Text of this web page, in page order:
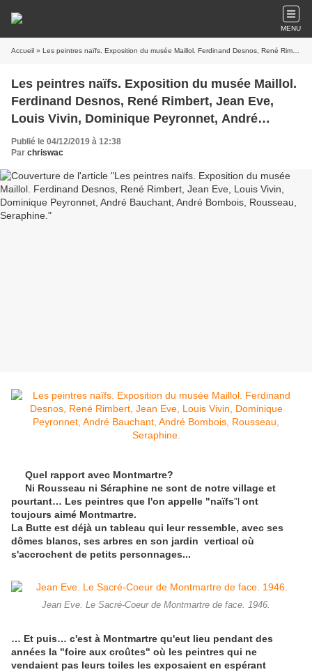
MENU
Accueil » Les peintres naïfs. Exposition du musée Maillol. Ferdinand Desnos, René Rimbert, Jean Eve, Louis Vivin, Dominique Peyronnet, André Bauchant, André Bombois, Rousseau, Seraphine.
Les peintres naïfs. Exposition du musée Maillol.
Ferdinand Desnos, René Rimbert, Jean Eve,
Louis Vivin, Dominique Peyronnet, André
Bauchant, André Bombois, Rousseau,
Seraphine.
Publié le 04/12/2019 à 12:38
Par chriswac
Quel rapport avec Montmartre?
Ni Rousseau ni Séraphine ne sont de notre village et
pourtant… Les peintres que l'on appelle "naïfs"l ont
toujours aimé Montmartre.
La Butte est déjà un tableau qui leur ressemble, avec ses
dômes blancs, ses arbres en son jardin vertical où
s'accrochent de petits personnages...
Jean Eve. Le Sacré-Coeur de Montmartre de face. 1946.
… Et puis… c'est à Montmartre qu'eut lieu pendant des
années la "foire aux croûtes" où les peintres qui ne
vendaient pas leurs toiles les exposaient en espérant